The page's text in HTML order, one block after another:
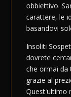
obbiettivo.
carattere, le
basandovi
Insoliti
dovrete
che ormai da
grazie al
Quest'ultimo